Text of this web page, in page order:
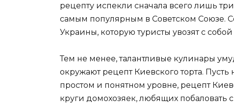
рецепту испекли сначала всего лишь три
самым популярным в Советском Союзе.
Украины, которую туристы увозят с
Тем не менее, талантливые кулинары
окружают рецепт Киевского торта.
простом и понятном уровне, рецепт
круги домохозяек, любящих